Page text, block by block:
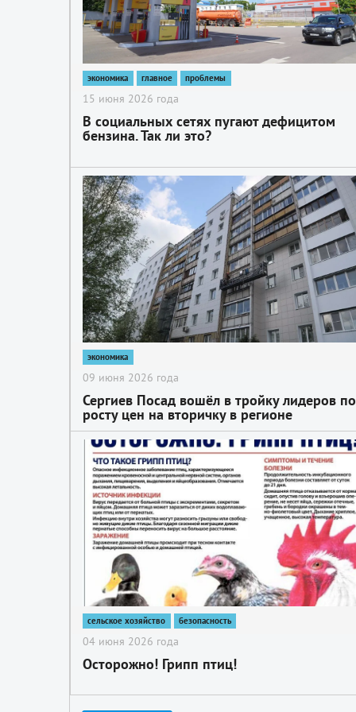
экономика главное проблемы
15 июня 2026 года
В социальных сетях пугают дефицитом
бензина. Так ли это?
2
экономика
09 июня 2026 года
Сергиев Посад вошёл в тройку лидеров по
росту цен на вторичку в регионе
сельское хозяйство безопасность
04 июня 2026 года
Осторожно! Грипп птиц!